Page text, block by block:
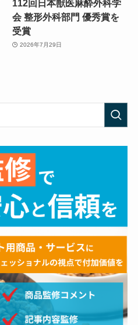
112回日本獣医麻酔外科学
会 整形外科部門 優秀賞を
受賞
2026年7月29日